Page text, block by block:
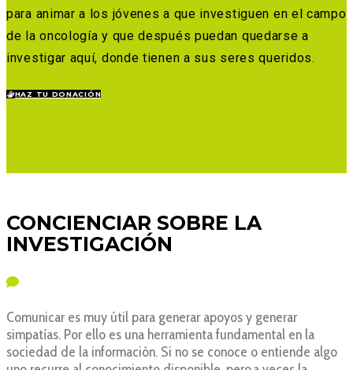
para animar a los jóvenes a que investiguen en el campo
de la oncología y que después puedan quedarse a
investigar aquí, donde tienen a sus seres queridos.
HAZ TU DONACIÓN
CONCIENCIAR SOBRE LA
INVESTIGACIÓN
Comunicar es muy útil para generar apoyos y generar
simpatías. Por ello es una herramienta fundamental en la
sociedad de la información. Si no se conoce o entiende algo